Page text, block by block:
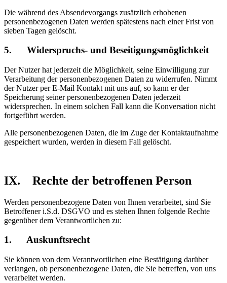
Die während des Absendevorgangs zusätzlich erhobenen
personenbezogenen Daten werden spätestens nach einer Frist von
sieben Tagen gelöscht.
5. Widerspruchs- und Beseitigungsmöglichkeit
Der Nutzer hat jederzeit die Möglichkeit, seine Einwilligung zur
Verarbeitung der personenbezogenen Daten zu widerrufen. Nimmt
der Nutzer per E-Mail Kontakt mit uns auf, so kann er der
Speicherung seiner personenbezogenen Daten jederzeit
widersprechen. In einem solchen Fall kann die Konversation nicht
fortgeführt werden.
Alle personenbezogenen Daten, die im Zuge der Kontaktaufnahme
gespeichert wurden, werden in diesem Fall gelöscht.
IX. Rechte der betroffenen Person
Werden personenbezogene Daten von Ihnen verarbeitet, sind Sie
Betroffener i.S.d. DSGVO und es stehen Ihnen folgende Rechte
gegenüber dem Verantwortlichen zu:
1. Auskunftsrecht
Sie können von dem Verantwortlichen eine Bestätigung darüber
verlangen, ob personenbezogene Daten, die Sie betreffen, von uns
verarbeitet werden.